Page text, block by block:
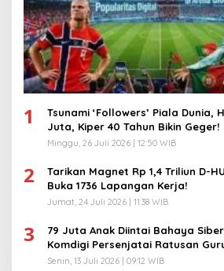
1
Tsunami ‘Followers’ Piala Dunia,
Juta, Kiper 40 Tahun Bikin Geger!
Minggu, 26 Juli 2026 | 12:50 WIB
2
Tarikan Magnet Rp 1,4 Triliun D-
Buka 1736 Lapangan Kerja!
Jumat, 24 Juli 2026 | 11:38 WIB
3
79 Juta Anak Diintai Bahaya
Komdigi Persenjatai Ratusan
Senin, 13 Juli 2026 | 09:12 WIB